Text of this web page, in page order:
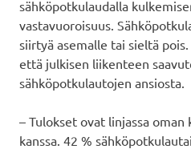
sähköpotkulaudalla
vastavuoroisuus.
siirtyä asemalle tai sieltä
että julkisen liikenteen
sähköpotkulautojen ansiosta.
– Tulokset ovat linjassa
kanssa. 42 %